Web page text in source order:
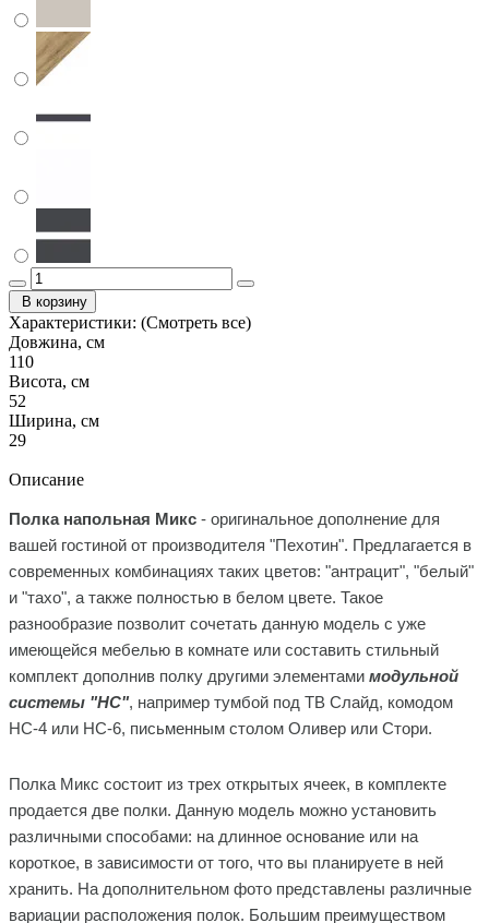
В корзину
Характеристики: (Смотреть все)
Довжина, см
110
Висота, см
52
Ширина, см
29
Описание
Полка напольная Микс - оригинальное дополнение для
вашей гостиной от производителя "Пехотин". Предлагается в
современных комбинациях таких цветов: "антрацит", "белый"
и "тахо", а также полностью в белом цвете. Такое
разнообразие позволит сочетать данную модель с уже
имеющейся мебелью в комнате или составить стильный
комплект дополнив полку другими элементами модульной
системы "НС", например тумбой под ТВ Слайд, комодом
НС-4 или НС-6, письменным столом Оливер или Стори.
Полка Микс состоит из трех открытых ячеек, в комплекте
продается две полки. Данную модель можно установить
различными способами: на длинное основание или на
короткое, в зависимости от того, что вы планируете в ней
хранить. На дополнительном фото представлены различные
вариации расположения полок. Большим преимуществом